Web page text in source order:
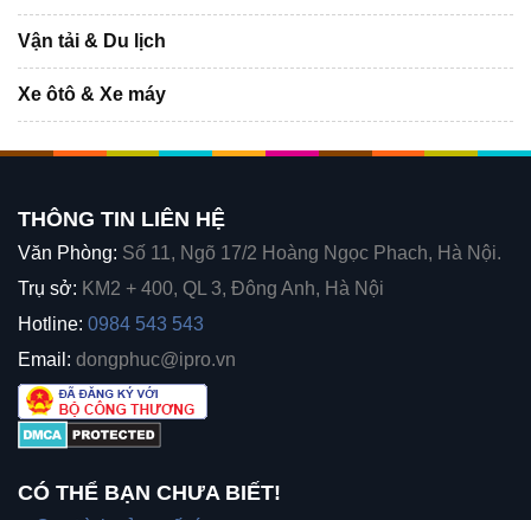
Vận tải & Du lịch
Xe ôtô & Xe máy
THÔNG TIN LIÊN HỆ
Văn Phòng: Số 11, Ngõ 17/2 Hoàng Ngọc Phach, Hà Nội.
Trụ sở: KM2 + 400, QL 3, Đông Anh, Hà Nội
Hotline: 0984 543 543
Email: dongphuc@ipro.vn
CÓ THỂ BẠN CHƯA BIẾT!